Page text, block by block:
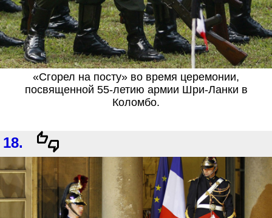
«Сгорел на посту» во время церемонии,
посвященной 55-летию армии Шри-Ланки в
Коломбо.
18.